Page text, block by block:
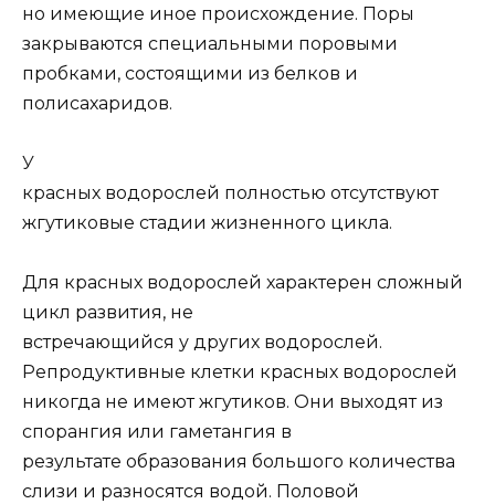
но имеющие иное происхождение. Поры
закрываются специальными поровыми
пробками, состоящими из белков и
полисахаридов.
У
красных водорослей полностью отсутствуют
жгутиковые стадии жизненного цикла.
Для красных водорослей характерен сложный
цикл развития, не
встречающийся у других водорослей.
Репродуктивные клетки красных водорослей
никогда не имеют жгутиков. Они выходят из
спорангия или гаметангия в
результате образования большого количества
слизи и разносятся водой. Половой